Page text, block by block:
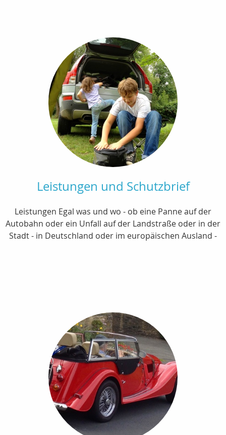
Leistungen und Schutzbrief
Leistungen Egal was und wo - ob eine Panne auf der
Autobahn oder ein Unfall auf der Landstraße oder in der
Stadt - in Deutschland oder im europäischen Ausland -